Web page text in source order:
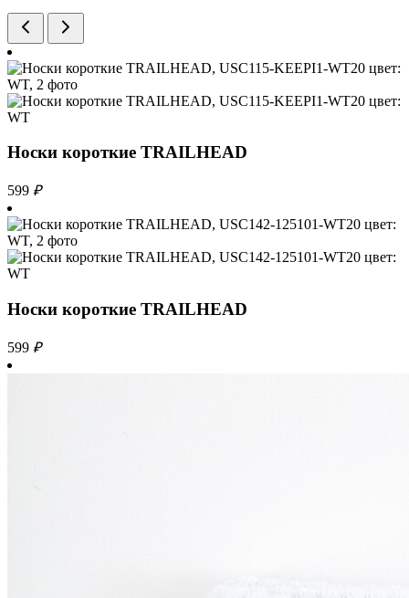
Носки короткие TRAILHEAD
599 ₽
Носки короткие TRAILHEAD
599 ₽